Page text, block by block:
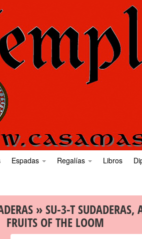
Espadas Regalías Libros
» SU-3-T SUDADERAS,
FRUITS OF THE LOOM